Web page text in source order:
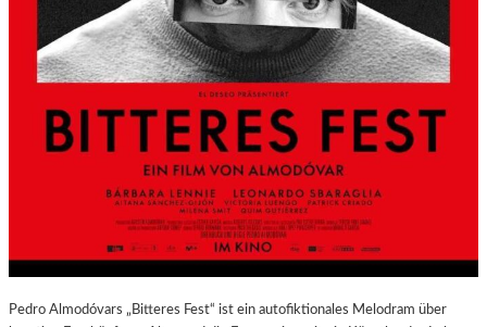
N
S
T
L
H
A
U
S
–
A
S
Pedro Almodóvars „Bitteres Fest“ ist ein autofiktionales Melodram über